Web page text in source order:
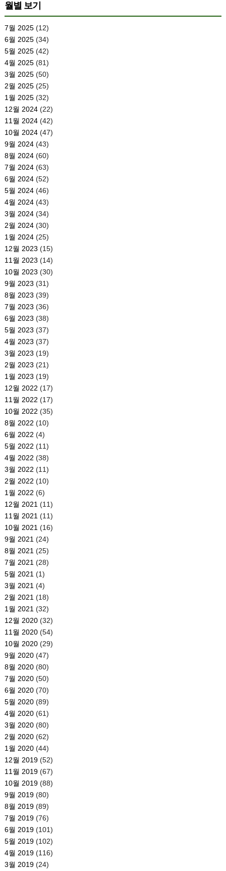
월별 보기
7월 2025(12)
6월 2025(34)
5월 2025(42)
4월 2025(81)
3월 2025(50)
2월 2025(25)
1월 2025(32)
12월 2024(22)
11월 2024(42)
10월 2024(47)
9월 2024(43)
8월 2024(60)
7월 2024(63)
6월 2024(52)
5월 2024(46)
4월 2024(43)
3월 2024(34)
2월 2024(30)
1월 2024(25)
12월 2023 (15)
11월 2023 (14)
10월 2023 (30)
9월 2023 (31)
8월 2023 (39)
7월 2023 (36)
6월 2023 (38)
5월 2023 (37)
4월 2023 (37)
3월 2023 (19)
2월 2023 (21)
1월 2023 (19)
12월 2022 (17)
11월 2022 (17)
10월 2022 (35)
8월 2022 (10)
6월 2022 (4)
5월 2022 (11)
4월 2022 (38)
3월 2022 (11)
2월 2022 (10)
1월 2022 (6)
12월 2021 (11)
11월 2021 (11)
10월 2021 (16)
9월 2021 (24)
8월 2021 (25)
7월 2021 (28)
5월 2021 (1)
3월 2021 (4)
2월 2021 (18)
1월 2021 (32)
12월 2020(32)
11월 2020(54)
10월 2020(29)
9월 2020(47)
8월 2020(80)
7월 2020(50)
6월 2020(70)
5월 2020(89)
4월 2020(61)
3월 2020(80)
2월 2020(62)
1월 2020(44)
12월 2019(52)
11월 2019(67)
10월 2019(88)
9월 2019(80)
8월 2019(89)
7월 2019(76)
6월 2019(101)
5월 2019(102)
4월 2019(116)
3월 2019(24)